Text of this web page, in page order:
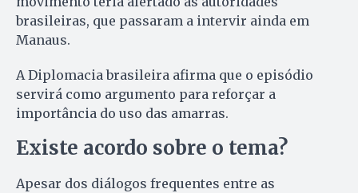
brasileiras, que passaram a intervir ainda em
Manaus.
A Diplomacia brasileira afirma que o episódio
servirá como argumento para reforçar a
importância do uso das amarras.
Existe acordo sobre o tema?
Apesar dos diálogos frequentes entre as